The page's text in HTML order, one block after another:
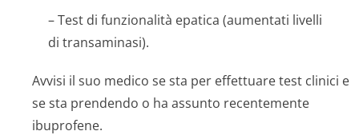
– Test di funzionalità epatica (aumentati livelli
di transaminasi).
Avvisi il suo medico se sta per effettuare test clinici e
se sta prendendo o ha assunto recentemente
ibuprofene.